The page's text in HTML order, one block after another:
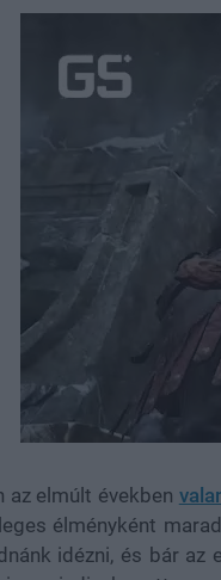
Unmute
az elmúlt években
élményként
idézni, és bár az